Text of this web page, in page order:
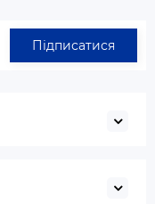
Підписатися